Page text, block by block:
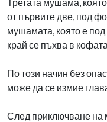
от първите две, под
мушамата, която е
край се пъхва в кофата.
По този начин без
може да се измие
След приключване на